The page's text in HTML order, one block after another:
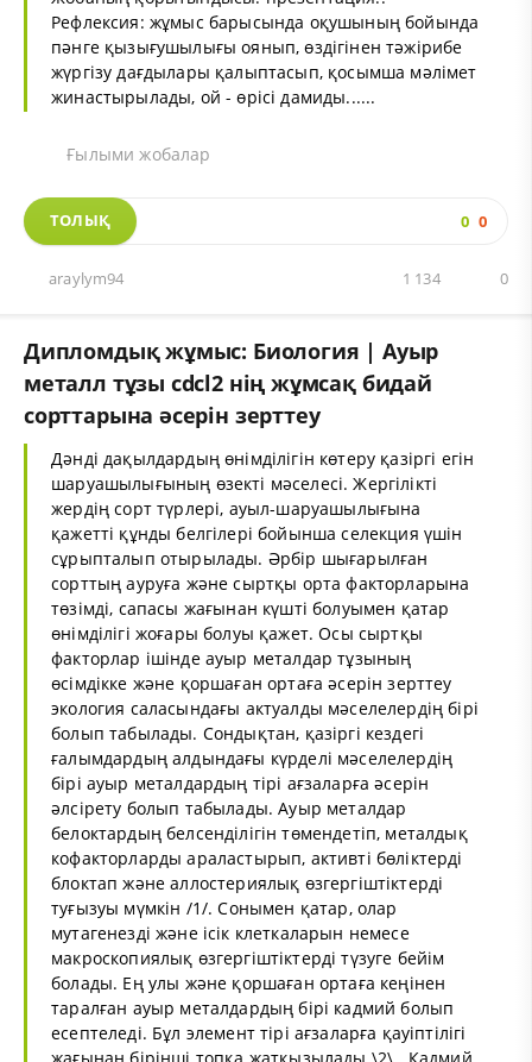
Рефлексия: жұмыс барысында оқушының бойында
пәнге қызығушылығы оянып, өздігінен тәжірибе
жүргізу дағдылары қалыптасып, қосымша мәлімет
жинастырылады, ой - өрісі дамиды......
Ғылыми жобалар
ТОЛЫҚ 0 0
araylym94 0
1 134
Дипломдық жұмыс: Биология | Ауыр
металл тұзы cdcl2 нің жұмсақ бидай
сорттарына әсерін зерттеу
Дәнді дақылдардың өнімділігін көтеру қазіргі егін
шаруашылығының өзекті мәселесі. Жергілікті
жердің сорт түрлері, ауыл-шаруашылығына
қажетті құнды белгілері бойынша селекция үшін
сұрыпталып отырылады. Әрбір шығарылған
сорттың ауруға және сыртқы орта факторларына
төзімді, сапасы жағынан күшті болуымен қатар
өнімділігі жоғары болуы қажет. Осы сыртқы
факторлар ішінде ауыр металдар тұзының
өсімдікке және қоршаған ортаға әсерін зерттеу
экология саласындағы актуалды мәселелердің бірі
болып табылады. Сондықтан, қазіргі кездегі
ғалымдардың алдындағы күрделі мәселелердің
бірі ауыр металдардың тірі ағзаларға әсерін
әлсірету болып табылады. Ауыр металдар
белоктардың белсенділігін төмендетіп, металдық
кофакторларды араластырып, активті бөліктерді
блоктап және аллостериялық өзгергіштіктерді
туғызуы мүмкін /1/. Сонымен қатар, олар
мутагенезді және ісік клеткаларын немесе
макроскопиялық өзгергіштіктерді түзуге бейім
болады. Ең улы және қоршаған ортаға кеңінен
таралған ауыр металдардың бірі кадмий болып
есептеледі. Бұл элемент тірі ағзаларға қауіптілігі